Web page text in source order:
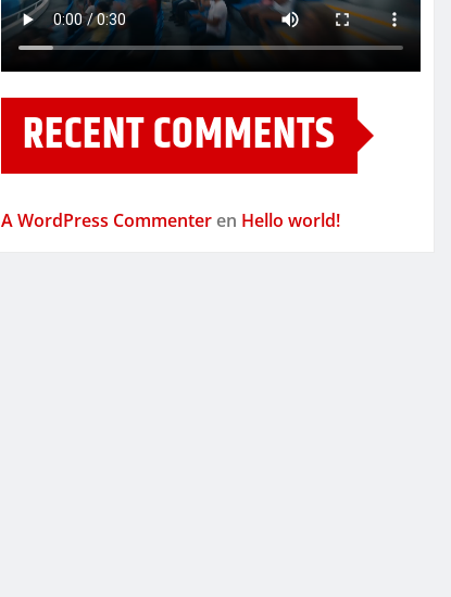
RECENT COMMENTS
A WordPress Commenter en Hello world!